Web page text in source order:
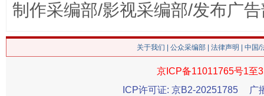
制作采编部/影视采编部/发布广
关于我们 公众采编部 法律声明 | 中国
京ICP备11011765号1至
ICP许可证: 京B2-20251785
广